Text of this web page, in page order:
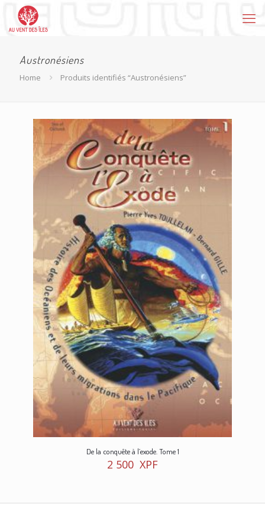
Austronésiens
Home Produits identifiés “Austronésiens”
De la conquête à l’exode. Tome 1
2 500 XPF